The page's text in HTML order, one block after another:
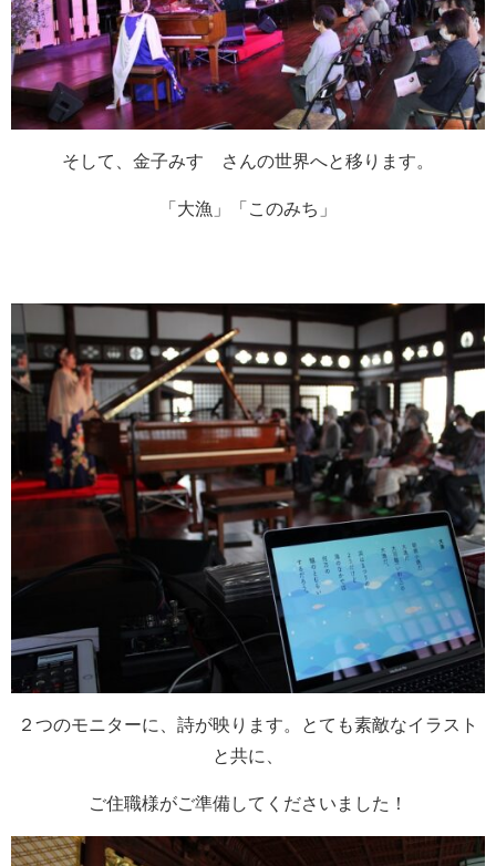
そして、金子みすゞさんの世界へと移ります。
「大漁」「このみち」
２つのモニターに、詩が映ります。とても素敵なイラスト
と共に、
ご住職様がご準備してくださいました！